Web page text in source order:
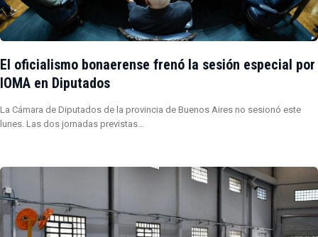
El oficialismo bonaerense frenó la sesión especial por
IOMA en Diputados
La Cámara de Diputados de la provincia de Buenos Aires no sesionó este
lunes. Las dos jornadas previstas…